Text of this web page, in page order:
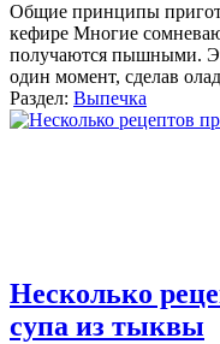
Общие принципы
кефире Многие
получаются пышными.
один момент, сделав
Раздел: Выпечка
Несколько
супа из тыквы